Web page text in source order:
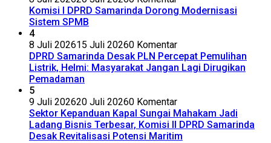
Komisi I DPRD Samarinda Dorong Modernisasi
Sistem SPMB
4
8 Juli 202615 Juli 20260 Komentar
DPRD Samarinda Desak PLN Percepat Pemulihan
Listrik, Helmi: Masyarakat Jangan Lagi Dirugikan
Pemadaman
5
9 Juli 202620 Juli 20260 Komentar
Sektor Kepanduan Kapal Sungai Mahakam Jadi
Ladang Bisnis Terbesar, Komisi II DPRD Samarinda
Desak Revitalisasi Potensi Maritim